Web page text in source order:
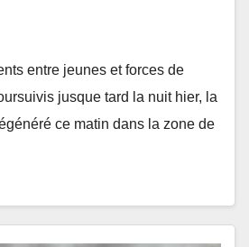
entre jeunes et forces de
jusque tard la nuit hier, la
ce matin dans la zone de